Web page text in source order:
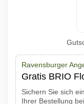
Ravensburger
Gratis BRIO
Sichern Sie sich
Ihrer Bestellung